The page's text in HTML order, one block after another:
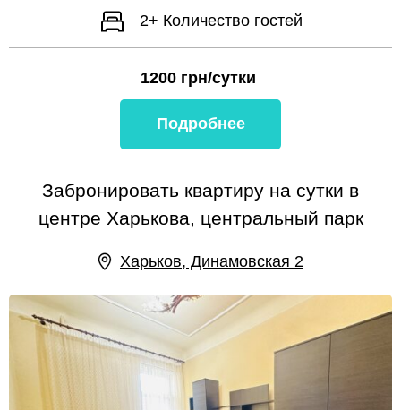
2+ Количество гостей
1200 грн/сутки
Подробнее
Забронировать квартиру на сутки в
центре Харькова, центральный парк
Харьков, Динамовская 2